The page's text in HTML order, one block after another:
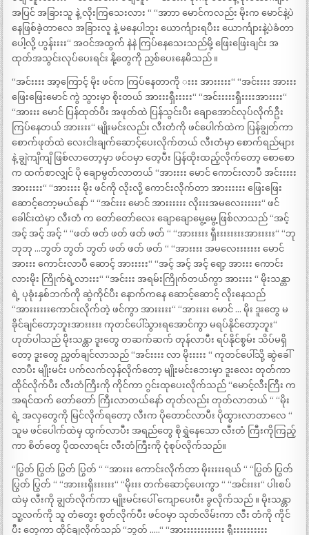
အပြင် အခြားသူ နဲ့ လိုးကြသေးလား “ “အာာာ မောင်ကလည်း မိုးက မောင်နဲ့ပဲ
နေဖြစ်ခဲ့တာလေ အခြားလူ နဲ့ မနေပါဘူး ယောင်္ကျားရပီးး ယောင်္ကျားနဲ့ပဲခံတာ
ပေါ့လို့ ဟွန်းးးး“ အဝင်အထွက် နဲနဲ ကြပ်နေသေးသည်မို့ ဖြေးဖြေးချင်း အ
ထုတ်အသွင်းလုပ်ပေးရင်း နို့တွေကို ညှစ်ပေးနေမိသည် ။
“အင်းးးး အာ့ကြောင့် မိုး ဖင်က ကြပ်နေတာကို းးး အားးးးး“ “အင်းးးး အားးး
ဖြေးဖြေးမောင် ကွဲ သွားမှာ စိုးတယ် အားးးရှီးးးးး“ “အင်းးးးးရှီးးးးအားးးး“
“အားးး မောင် ပြန်ထုတ်ပီး အဖုတ်ထဲ ပြန်သွင်းပီး ချောအောင်လုပ်လိုက်ဦး
ကြပ်နေတယ် အားးးး“ မျိုးမင်းလည်း လီးတံကို ဖင်ပေါက်ထဲက ပြန်ချွတ်ကာ
စောက်ဖုတ်ထဲ လေးငါးချက်ဆောင့်ပေးလိုက်တယ် လီးတံမှာ စောက်ရည်များ
နဲ့ ချွဲကျိကျိ ဖြစ်လာတော့မှာ ဖင်ဝမှာ တေ့ပီး ပြန်ထိုးထည့်လိုက်တော့ စောစော
က ထက်စာလျှင် ပို ချောမွတ်လာတယ် “အားးးး မောင် ကောင်းလာပီ အင်းးးးး
အားးးးး“ “အားးးး မိုး ဖင်ကို လိုးလို့ ကောင်းလိုက်တာ အားးးးးး ဖြေးဖြေး
ဆောင့်တော့မယ်နော် “ “အင်းးး မောင် အားးးးးး လိုးးးအမလေးးးးးး“ ဖင်
ခေါင်းထဲမှာ လီးတံ က တော်တော်လေး ချောချောမွေ့မွေ့ ဖြစ်လာသည် “အင့်
အင့် အင့် အင့် “ “ဖတ် ဖတ် ဖတ် ဖတ် ဖတ် “ “အားးးးး ရှီးးးးးးးးအားးးးး“ “ဘု
ဘုဘု …ဘွတ် ဘွတ် ဘွတ် ဖတ် ဖတ် ဖတ် “ “အားးးး အမလေးးးးးးး မောင်
အားးး ကောင်းလာပီ ဆောင့် အားးးးး“ “အင့် အင့် အင့် ရော့ အားးး ကောင်း
လားမိုး ကြိုက်ရဲ့လားးး“ “အင်းးး အရမ်းကြိုက်တယ်ကွာ အားးးး “ မိုးသန္တာ
ရဲ့ ပုခုံးနှစ်ဘက်ကို ဆွဲကိုင်ပီး နောက်ကနေ ဆောင့်ဆောင့် လိုးနေသည်
“အားးးးးးကောင်းလိုက်တဲ့ ဖင်ကွာ အားးးးး“ “အားးးး မောင် … မိုး ဒူးတွေ မ
ခိုင်ချင်တော့ဘူးအားးးးး ကုတင်ပေါ်သွားရအောင်ကွာ မရပ်နိုင်တော့ဘူး“
ဟုတ်ပါသည် မိုးသန္တာ ဒူးတွေ တဆက်ဆက် တုန်လာပီး ရပ်နိုင်စွမ်း သိပ်မရှိ
တော့ ဒူးတွေ ညွှတ်ချင်လာသည် “အင်းးးး လာ မိုးးးးး “ ကုတင်ပေါ်သို့ ဆွဲခေါ်
လာပီး မျိုးမင်း ပက်လက်လှန်လိုက်တော့ မျိုးမင်းဘေးမှာ ဒူးလေး တုတ်ကာ
ထိုင်လိုက်ပီး လီးတံကြီးကို ကိုင်ကာ ဂွင်းထုပေးလိုက်သည် “မောင့်လီးကြီး က
အရင်ထက် တော်တော် ကြီးလာတယ်နော် တုတ်လည်း တုတ်လာတယ် “ “မိုး
ရဲ့ အလှတွေကို မြင်လိုက်ရတော့ လီးက ပိုတောင်လာပီး ပိုထွားလာတာလေ “
သူမ ဖင်ပေါက်ထဲမှ ထွက်လာပီး အရည်တွေ စိုရွှဲနေသော လီးတံ ကြီးကိုကြည့်
ကာ စိတ်တွေ ပိုထလာရင်း လီးတံကြီးကို ငုံစုပ်လိုက်သည်။
“ပြွတ် ပြွတ် ပြွတ် ပြွတ် “ “အားးး ကောင်းလိုက်တာ မိုးးးးးရယ် “ “ပြွတ် ပြွတ်
ပြွတ် ပြွတ် “ “အားးးရှိးးးးးး“ “မိုးးး တက်ဆောင့်ပေးကွာ “ “အင်းးးး“ ပါးစပ်
ထဲမှ လီးကို ချွတ်လိုက်ကာ မျိုးမင်းပေါ် ကျောပေးပီး ခွလိုက်သည် ။ မိုးသန္တာ
သူ့လက်ကို သူ တံတွေး စွတ်လိုက်ပီး ဖင်ဝမှာ သုတ်လိမ်းကာ လီး တံကို ကိုင်
ပီး တေ့ကာ ထိုင်ချလိုက်သည် “ဘွတ် …..“ “အားးးးးးးးးးးး ရှီးးးးးးးးးး